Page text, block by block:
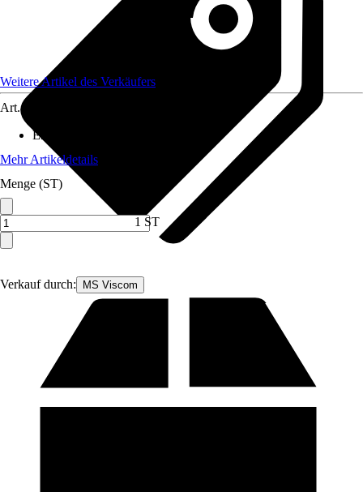
Verkauf durch: MS Viscom
Weitere Artikel des Verkäufers
Art.-Nr.
Enthaltene Elektrogeräte
Mehr Artikeldetails
Menge (ST)
1 ST